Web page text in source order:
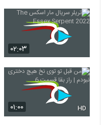
۰۲:۰۳
۰۱:۰۰ HD